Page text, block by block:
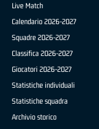
Live Match
Calendario 2026-2027
Squadre 2026-2027
Classifica 2026-2027
Giocatori 2026-2027
Statistiche individuali
Statistiche squadra
Archivio storico